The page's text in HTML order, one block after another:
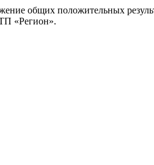
общих положительных
«Регион».